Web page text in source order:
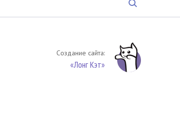
Создание сайта:
«Лонг Кэт»